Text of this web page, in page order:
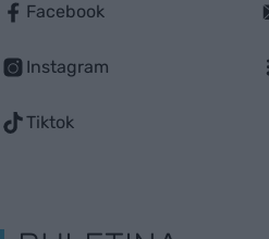
Facebook
Instagram
Tiktok